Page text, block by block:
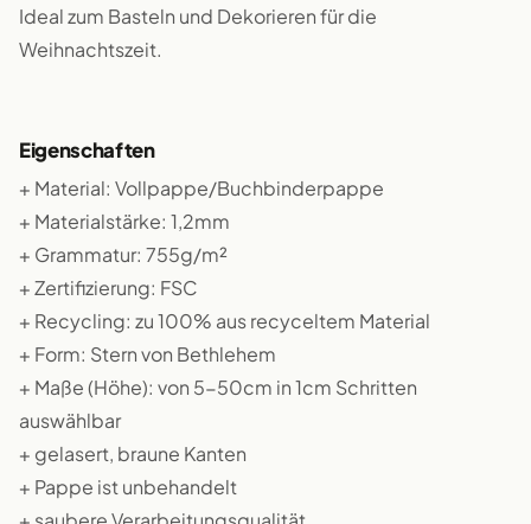
Ideal zum Basteln und Dekorieren für die
Weihnachtszeit.
Eigenschaften
+ Material: Vollpappe/Buchbinderpappe
+ Materialstärke: 1,2mm
+ Grammatur: 755g/m²
+ Zertifizierung: FSC
+ Recycling: zu 100% aus recyceltem Material
+ Form: Stern von Bethlehem
+ Maße (Höhe): von 5-50cm in 1cm Schritten
auswählbar
+ gelasert, braune Kanten
+ Pappe ist unbehandelt